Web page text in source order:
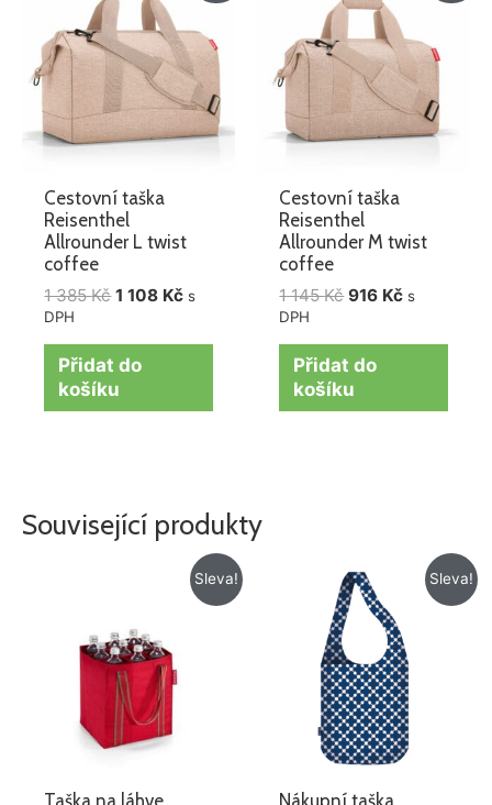
Cestovní taška
Reisenthel
Allrounder L twist
coffee
1 385Kč
byla:
1
385 Kč.
1 108 Kč
1
108 Kč.
s
DPH
Přidat do
košíku
Cestovní taška
Reisenthel
Allrounder M twist
coffee
1 145Kč
byla:
145 Kč.
916 Kč
916 Kč.
s
DPH
Přidat do
košíku
Související produkty
Sleva!
Taška na láhve
355 Kč.
Aktuální
cena
Sleva!
Nákupní taška
Původní
cena
byla:
218 Kč.
Aktuální
cena
je:
128 Kč.